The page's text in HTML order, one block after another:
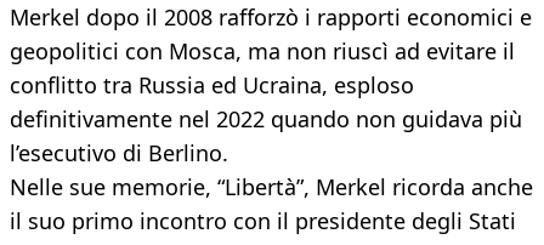
Merkel dopo il 2008 rafforzò i rapporti economici e
geopolitici con Mosca, ma non riuscì ad evitare il
conflitto tra Russia ed Ucraina, esploso
definitivamente nel 2022 quando non guidava più
l’esecutivo di Berlino.
Nelle sue memorie, “Libertà”, Merkel ricorda anche
il suo primo incontro con il presidente degli Stati